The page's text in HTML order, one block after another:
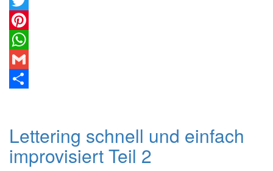
Twitter
Pinterest
WhatsApp
Gmail
Lettering schnell und einfach
improvisiert Teil 2